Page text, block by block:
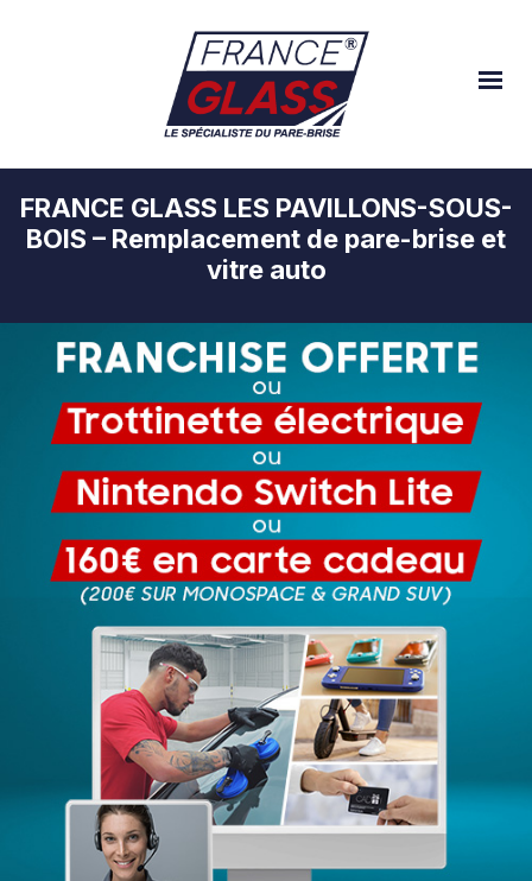
FRANCE GLASS LES PAVILLONS-SOUS-
BOIS – Remplacement de pare-brise et
vitre auto